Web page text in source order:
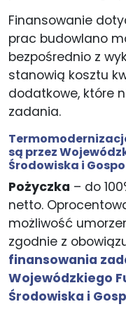
Finansowanie
prac budowlano
bezpośrednio z
stanowią kosztu
dodatkowe, które
zadania.
są przez
Środowiska i
Pożyczka – do
netto.
możliwość
zgodnie z
finansowania
Wojewódzkiego
Środowiska i